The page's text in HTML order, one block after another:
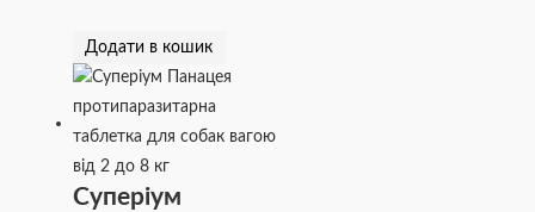
Додати в кошик
Суперіум